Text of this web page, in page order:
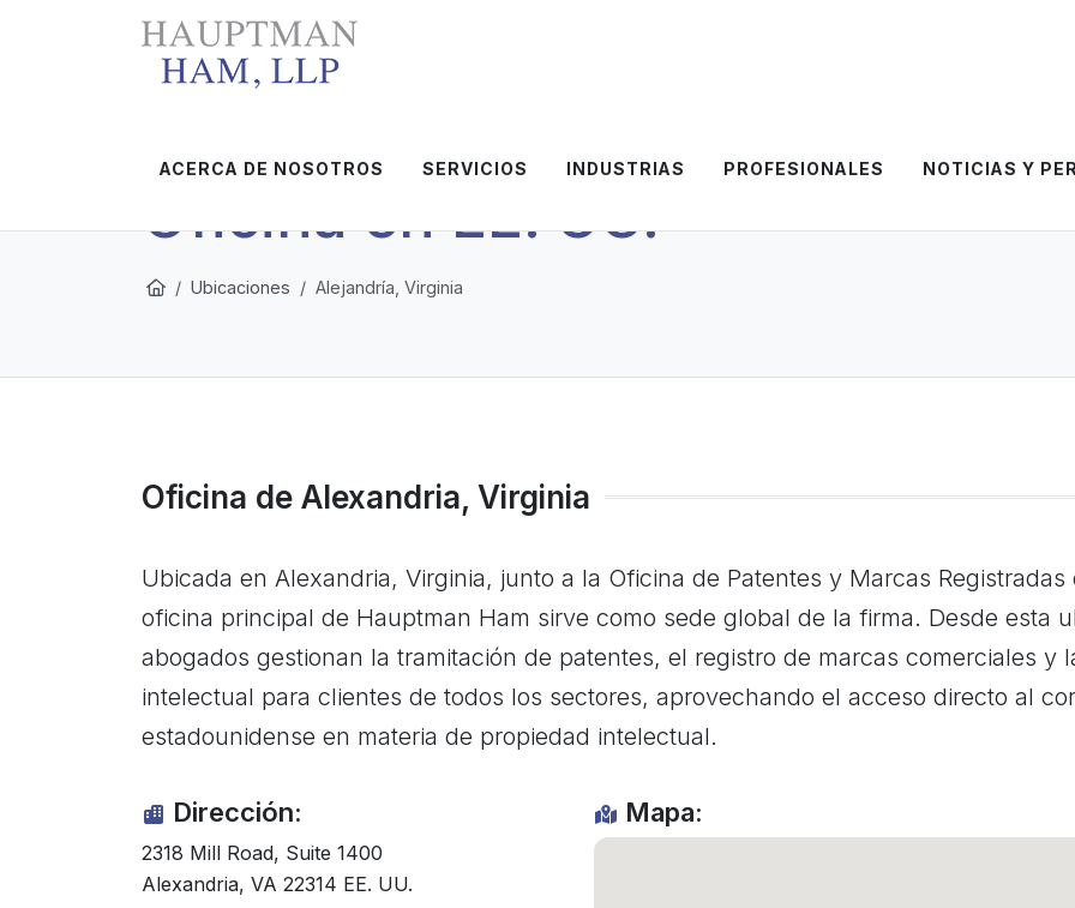
ACERCA DE NOSOTROS SERVICIOS INDUSTRIAS PROFESIONALES NOTICIAS Y
Oficina en EE. UU.
Ubicaciones Alejandría, Virginia
Oficina de Alexandria, Virginia
Ubicada en Alexandria, Virginia, junto a la Oficina de Patentes y Marcas
oficina principal de Hauptman Ham sirve como sede global de la firma. Desde esta
abogados gestionan la tramitación de patentes, el registro de marcas comerciales y
intelectual para clientes de todos los sectores, aprovechando el acceso directo al
estadounidense en materia de propiedad intelectual.
Dirección:
2318 Mill Road, Suite 1400
Alexandria, VA 22314 EE. UU.
Mapa: